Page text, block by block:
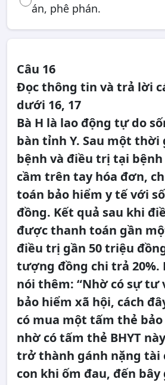
án, phê phán.
Câu 16
Đọc thông tin và trả lời
dưới 16, 17
Bà H là lao động tự do
bàn tỉnh Y. Sau một thời
bệnh và điều trị tại bệnh
cầm trên tay hóa đơn,
toán bảo hiểm y tế với
đồng. Kết quả sau khi
được thanh toán gần
điều trị gần 50 triệu
tượng đồng chi trả 20%.
nói thêm: “Nhờ có sự tư
bảo hiểm xã hội, cách
có mua một tấm thẻ
nhờ có tấm thẻ BHYT
trở thành gánh nặng tài
con khi ốm đau, đến